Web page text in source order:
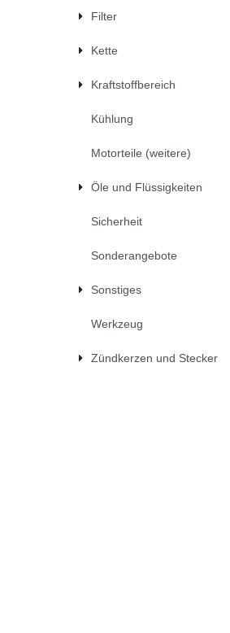
Filter
Kette
Kraftstoffbereich
Kühlung
Motorteile (weitere)
Öle und Flüssigkeiten
Sicherheit
Sonderangebote
Sonstiges
Werkzeug
Zündkerzen und Stecker